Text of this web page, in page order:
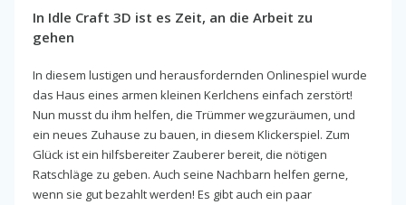
In Idle Craft 3D ist es Zeit, an die Arbeit zu
gehen
In diesem lustigen und herausfordernden Onlinespiel wurde
das Haus eines armen kleinen Kerlchens einfach zerstört!
Nun musst du ihm helfen, die Trümmer wegzuräumen, und
ein neues Zuhause zu bauen, in diesem Klickerspiel. Zum
Glück ist ein hilfsbereiter Zauberer bereit, die nötigen
Ratschläge zu geben. Auch seine Nachbarn helfen gerne,
wenn sie gut bezahlt werden! Es gibt auch ein paar